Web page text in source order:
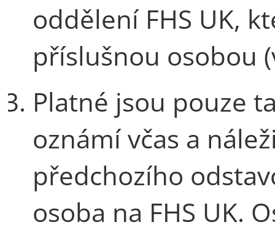
oddělení FHS UK,
příslušnou osobou
Platné jsou pouze
oznámí včas a
předchozího
osoba na FHS UK.